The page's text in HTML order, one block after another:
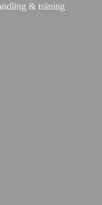
& träning